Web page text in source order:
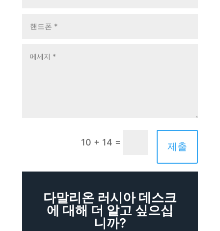
10 + 14 = 제출
다말리온 러시아 데스크
에 대해 더 알고 싶으십
니까?